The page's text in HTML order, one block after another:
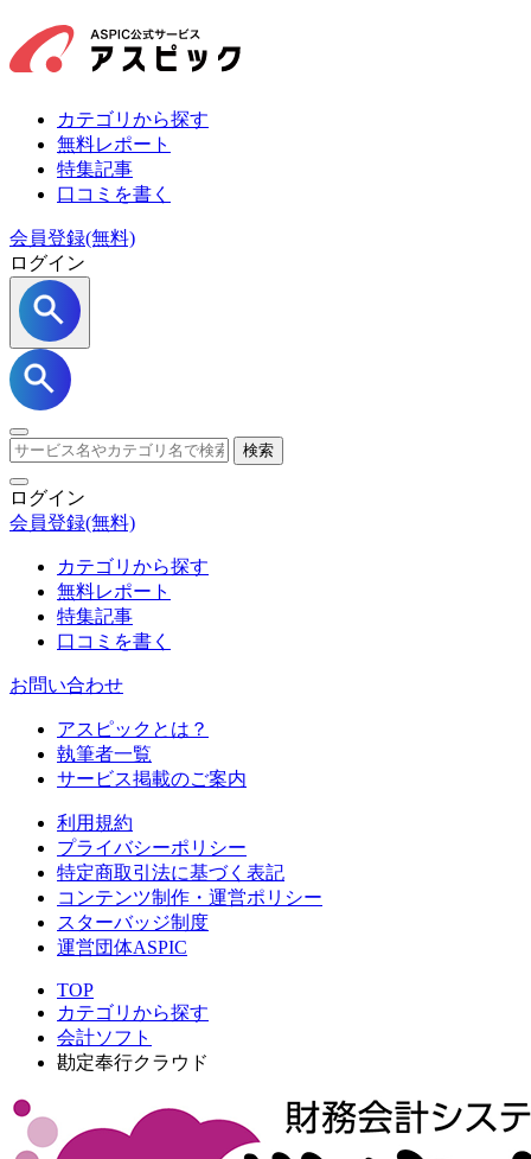
カテゴリから探す
無料レポート
特集記事
口コミを書く
会員登録(無料)
ログイン
検索
ログイン
会員登録(無料)
カテゴリから探す
無料レポート
特集記事
口コミを書く
お問い合わせ
アスピックとは？
執筆者一覧
サービス掲載のご案内
利用規約
プライバシーポリシー
特定商取引法に基づく表記
コンテンツ制作・運営ポリシー
スターバッジ制度
運営団体ASPIC
TOP
カテゴリから探す
会計ソフト
勘定奉行クラウド